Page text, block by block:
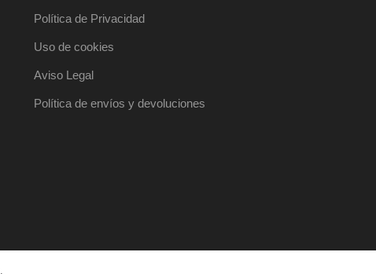
Política de Privacidad
Uso de cookies
Aviso Legal
Política de envíos y devoluciones